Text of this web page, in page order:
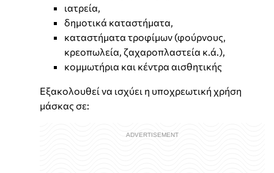
ιατρεία,
δημοτικά καταστήματα,
καταστήματα τροφίμων (φούρνους,
κρεοπωλεία, ζαχαροπλαστεία κ.ά.),
κομμωτήρια και κέντρα αισθητικής
Εξακολουθεί να ισχύει η υποχρεωτική χρήση
μάσκας σε: